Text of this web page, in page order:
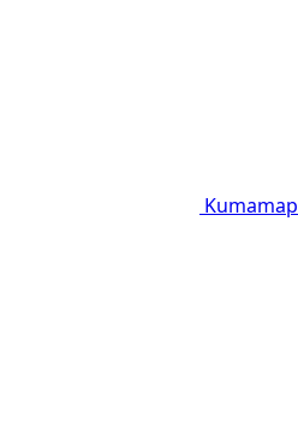
Kumamap